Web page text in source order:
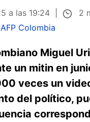
a las 19:24
2
AFP Colombia
Miguel
un mitin en
veces un
del político,